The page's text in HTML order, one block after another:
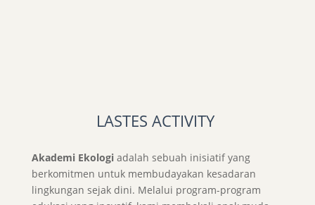
LASTES ACTIVITY
Akademi Ekologiadalah sebuah inisiatif yang
berkomitmen untuk membudayakan kesadaran
lingkungan sejak dini. Melalui program-program